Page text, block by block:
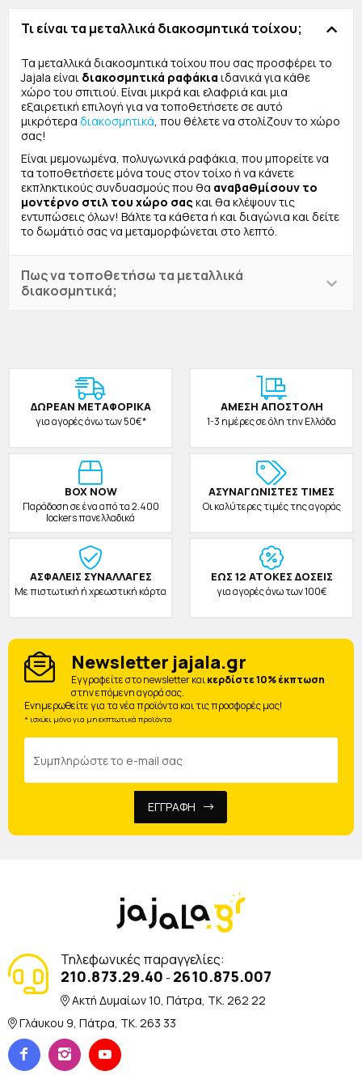
Τι είναι τα μεταλλικά διακοσμητικά τοίχου;
Τα μεταλλικά διακοσμητικά τοίχου που σας προσφέρει το
Jajala είναι διακοσμητικά ραφάκια ιδανικά για κάθε
χώρο του σπιτιού. Είναι μικρά και ελαφριά και μια
εξαιρετική επιλογή για να τοποθετήσετε σε αυτό
μικρότερα διακοσμητικά, που θέλετε να στολίζουν το χώρο
σας!
Είναι μεμονωμένα, πολυγωνικά ραφάκια, που μπορείτε να
τα τοποθετήσετε μόνα τους στον τοίχο ή να κάνετε
εκπληκτικούς συνδυασμούς που θα αναβαθμίσουν το
μοντέρνο στιλ του χώρο σας και θα κλέψουν τις
εντυπώσεις όλων! Βάλτε τα κάθετα ή και διαγώνια και δείτε
το δωμάτιό σας να μεταμορφώνεται στο λεπτό.
Πως να τοποθετήσω τα μεταλλικά
διακοσμητικά;
ΔΩΡΕAΝ ΜΕΤΑΦΟΡΙΚΑ
για αγορές άνω των 50€*
ΑΜΕΣΗ ΑΠΟΣΤΟΛΗ
1-3 ημέρες σε όλη την Ελλάδα
BOX NOW
Παράδοση σε ένα από τα 2.400
lockers πανελλαδικά
ΑΣΥΝΑΓΩΝΙΣΤΕΣ ΤΙΜΕΣ
Οι καλύτερες τιμές της αγοράς
ΑΣΦΑΛΕΙΣ ΣΥΝΑΛΛΑΓΕΣ
Με πιστωτική ή χρεωστική κάρτα
ΕΩΣ 12 ΑΤΟΚΕΣ ΔΟΣΕΙΣ
για αγορές άνω των 100€
Newsletter jajala.gr
Eγγραφείτε στο newsletter καικερδίστε 10% έκπτωση
στην επόμενη αγορά σας.
Ενημερωθείτε για τα νέα προϊόντα και τις προσφορές μας!
* ισχύει μόνο για μη εκπτωτικά προϊόντα
ΕΓΓΡΑΦΗ
Τηλεφωνικές παραγγελίες:
210.873.29.40 - 2610.875.007
Ακτή Δυμαίων 10, Πάτρα, TK. 262 22
Γλάυκου 9, Πάτρα, TK. 263 33